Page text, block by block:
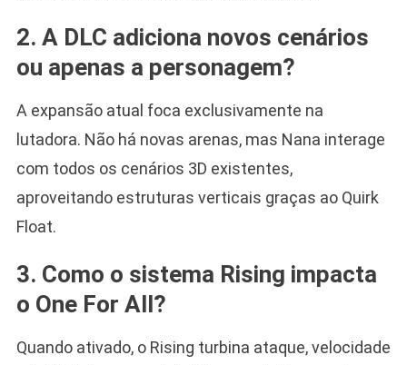
2. A DLC adiciona novos cenários
ou apenas a personagem?
A expansão atual foca exclusivamente na
lutadora. Não há novas arenas, mas Nana interage
com todos os cenários 3D existentes,
aproveitando estruturas verticais graças ao Quirk
Float.
3. Como o sistema Rising impacta
o One For All?
Quando ativado, o Rising turbina ataque, velocidade